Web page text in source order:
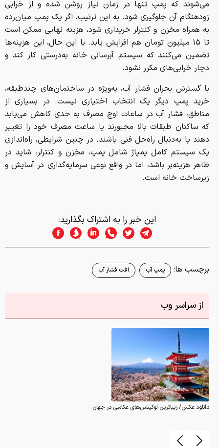
می‌شوند که پمپ تنها در زمان نیاز روشن شده و از خرابی
زودهنگام آن جلوگیری شود. به این ترتیب، اگر یک پمپ میان‌رده
به همراه مخزن و کنترلر خریداری شود، هزینه نهایی ممکن است
تا ۱۵ میلیون تومان هم افزایش یابد. با این حال، این هزینه‌ها
تضمین می‌کنند که سیستم آبرسانی خانه به‌درستی کار کند و
دچار خرابی‌های مکرر نشود.
با گسترش بحران فشار آب، به‌ویژه در ساختمان‌های چندطبقه،
خرید پمپ دیگر یک انتخاب اختیاری نیست. در بسیاری از
مناطق، فشار آب در ساعات اوج مصرف به حدی کاهش می‌یابد
که ساکنان طبقات بالا مجبورند یا ساعت مصرف خود را تغییر
دهند یا به‌دنبال راه‌حل فنی باشند. در چنین شرایطی، راه‌اندازی
یک سیستم کامل پمپاژ شامل پمپ، مخزن و کنترلر، شاید در
ظاهر هزینه‌بر باشد، اما در واقع نوعی سرمایه‌گذاری در آسایش و
زیرساخت خانه است.
این خبر را به اشتراک بگذارید:
برچسب ها: پمپ آب افت فشار آب
از سراسر وب
دانلود عکس/ زیباترین لوکیشن‌های عکاسی در جهان